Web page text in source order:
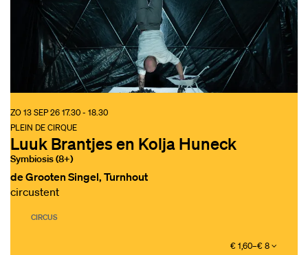
Luuk Brantjes en Kolja Huneck
Symbiosis (8+)
PLEIN DE CIRQUE
ZO 13 SEP 2617.30 - 18.30
de Grooten Singel, Turnhout
circustent
CIRCUS
€ 1,60–€ 8